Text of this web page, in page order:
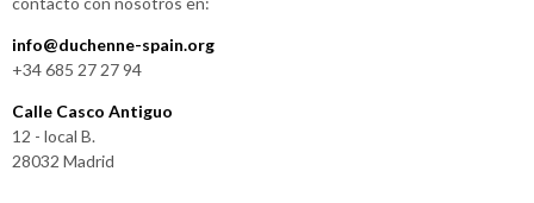
info@duchenne-spain.org
+34 685 27 27 94
Calle Casco Antiguo
12 - local B.
28032 Madrid